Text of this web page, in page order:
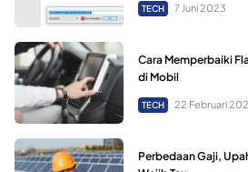
TECH 7 Juni 2023
Cara Memperbaiki
di Mobil
TECH 22 Februari
Perbedaan Gaji,